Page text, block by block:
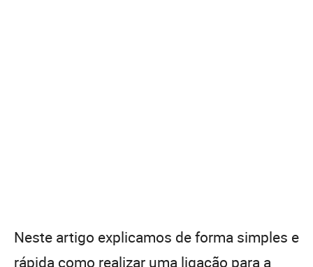
Neste artigo explicamos de forma simples e
rápida como realizar uma ligação para a